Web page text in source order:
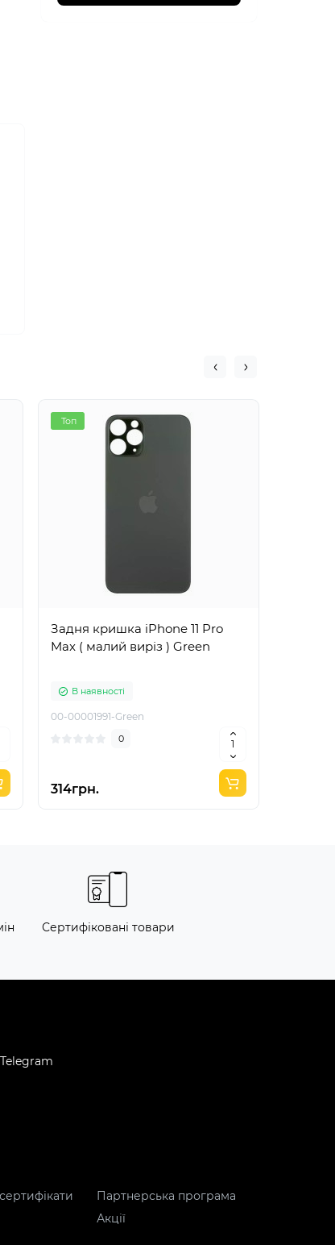
Топ
Задня кришка iPhone 11 Pro
Max ( малий виріз ) Green
В наявності
00-00001991-Green
0
314грн.
Сертифіковані товари
Telegram
Партнерська програма
Акції